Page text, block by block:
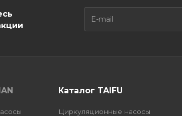
Каталог TAIFU
Циркуляционные насосы